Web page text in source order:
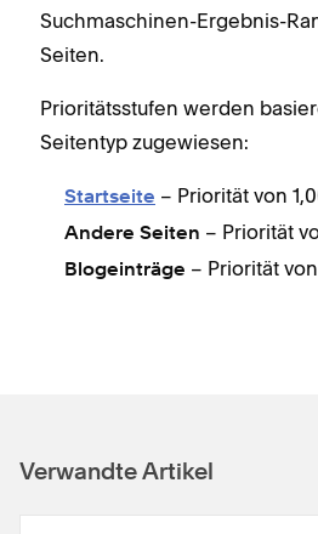
Suchmaschinen-Ergebnis-
Seiten.
Prioritätsstufen werden
Seitentyp zugewiesen:
Startseite – Priorität von
Andere Seiten – Priorität
Blogeinträge – Priorität
Verwandte Artikel